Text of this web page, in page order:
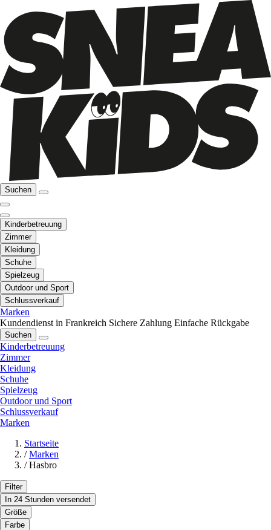
Suchen
Kinderbetreuung
Zimmer
Kleidung
Schuhe
Spielzeug
Outdoor und Sport
Schlussverkauf
Marken
Kundendienst in Frankreich Sichere Zahlung Einfache Rückgabe
Suchen
Kinderbetreuung
Zimmer
Kleidung
Schuhe
Spielzeug
Outdoor und Sport
Schlussverkauf
Marken
Startseite
/ Marken
/ Hasbro
Filter
In 24 Stunden versendet
Größe
Farbe